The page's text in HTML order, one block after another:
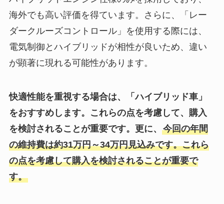
海外でも高い評価を得ています。さらに、「レー
ダークルーズコントロール」を使用する際には、
電気制御とハイブリッドが相性が良いため、違い
が顕著に現れる可能性があります。
快適性能を重視する場合は、「ハイブリッド車」
をおすすめします。これらの点を考慮して、購入
を検討されることが重要です。更に、 今回の年間
の維持費は約31万円～34万円見込みです。これら
の点を考慮して購入を検討されることが重要で
す。